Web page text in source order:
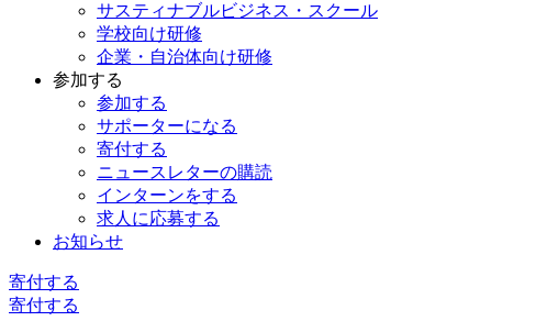
サスティナブルビジネス・スクール
学校向け研修
企業・自治体向け研修
参加する
参加する
サポーターになる
寄付する
ニュースレターの購読
インターンをする
求人に応募する
お知らせ
寄付する
寄付する